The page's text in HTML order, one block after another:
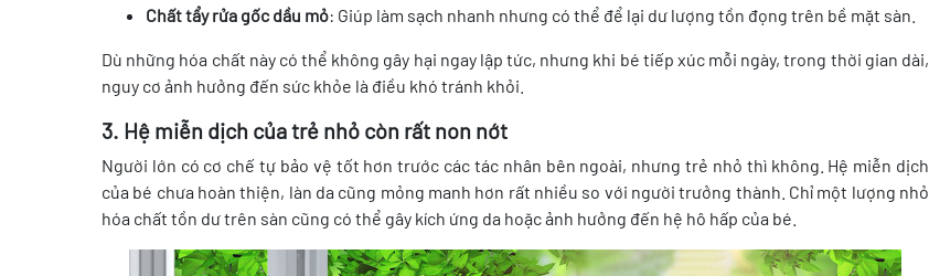
Chất tẩy rửa gốc dầu mỏ: Giúp làm sạch nhanh nhưng có thể để lại dư lượng tồn đọng trên bề mặt sàn.
Dù những hóa chất này có thể không gây hại ngay lập tức, nhưng khi bé tiếp xúc mỗi ngày, trong thời gian dài,
nguy cơ ảnh hưởng đến sức khỏe là điều khó tránh khỏi.
3. Hệ miễn dịch của trẻ nhỏ còn rất non nớt
Người lớn có cơ chế tự bảo vệ tốt hơn trước các tác nhân bên ngoài, nhưng trẻ nhỏ thì không. Hệ miễn dịch
của bé chưa hoàn thiện, làn da cũng mỏng manh hơn rất nhiều so với người trưởng thành. Chỉ một lượng nhỏ
hóa chất tồn dư trên sàn cũng có thể gây kích ứng da hoặc ảnh hưởng đến hệ hô hấp của bé.